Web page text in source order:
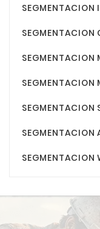
SEGMENTACION
SEGMENTACION
SEGMENTACION
SEGMENTACION
SEGMENTACION
SEGMENTACION
SEGMENTACION